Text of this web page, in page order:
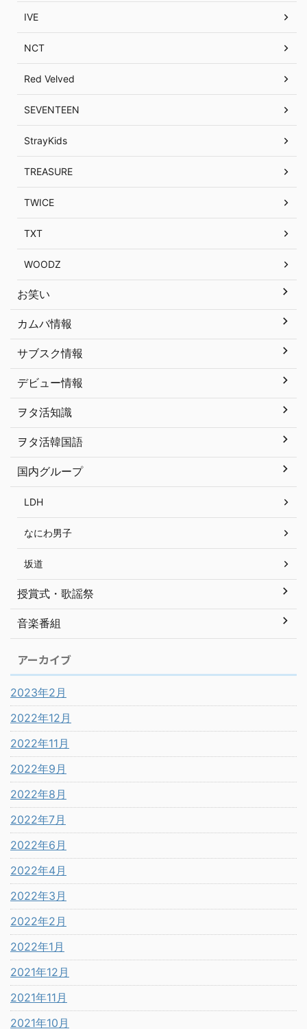
IVE
NCT
Red Velved
SEVENTEEN
StrayKids
TREASURE
TWICE
TXT
WOODZ
お笑い
カムバ情報
サブスク情報
デビュー情報
ヲタ活知識
ヲタ活韓国語
国内グループ
LDH
なにわ男子
坂道
授賞式・歌謡祭
音楽番組
アーカイブ
2023年2月
2022年12月
2022年11月
2022年9月
2022年8月
2022年7月
2022年6月
2022年4月
2022年3月
2022年2月
2022年1月
2021年12月
2021年11月
2021年10月